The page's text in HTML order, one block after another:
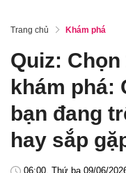
Trang chủ Khám phá
Quiz:
khám phá:
bạn đang
hay sắp
06:00, Thứ ba 09/06/